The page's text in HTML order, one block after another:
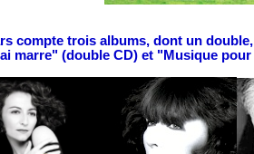
compte trois albums, dont un
marre" (double CD) et "Musique pour